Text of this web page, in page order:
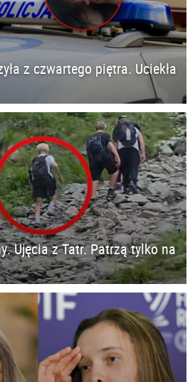
z czwartego piętra. Uciekła
Ujęcia z Tatr. Patrzą tylko na